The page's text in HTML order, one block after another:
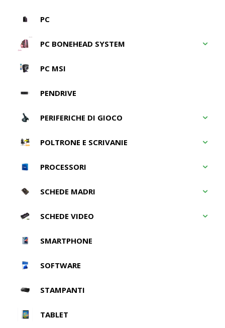
PC
PC BONEHEAD SYSTEM
PC MSI
PENDRIVE
PERIFERICHE DI GIOCO
POLTRONE E SCRIVANIE
PROCESSORI
SCHEDE MADRI
SCHEDE VIDEO
SMARTPHONE
SOFTWARE
STAMPANTI
TABLET